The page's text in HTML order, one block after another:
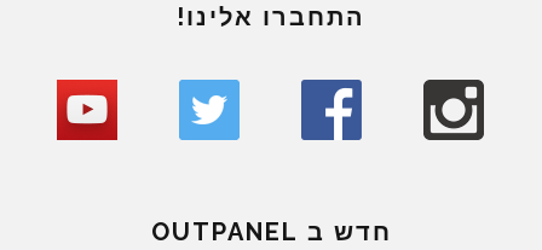
התחברו אלינו!
חדש ב OUTPANEL